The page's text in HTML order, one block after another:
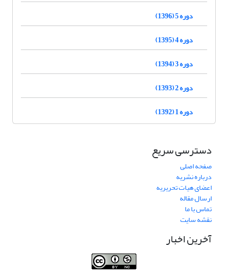
دوره 5 (1396)
دوره 4 (1395)
دوره 3 (1394)
دوره 2 (1393)
دوره 1 (1392)
دسترسی سریع
صفحه اصلی
درباره نشریه
اعضای هیات تحریریه
ارسال مقاله
تماس با ما
نقشه سایت
آخرین اخبار